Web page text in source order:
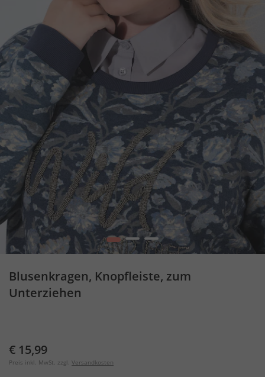
1 2 3
Blusenkragen, Knopfleiste, zum
Unterziehen
€ 15,99
Preis inkl. MwSt. zzgl. Versandkosten